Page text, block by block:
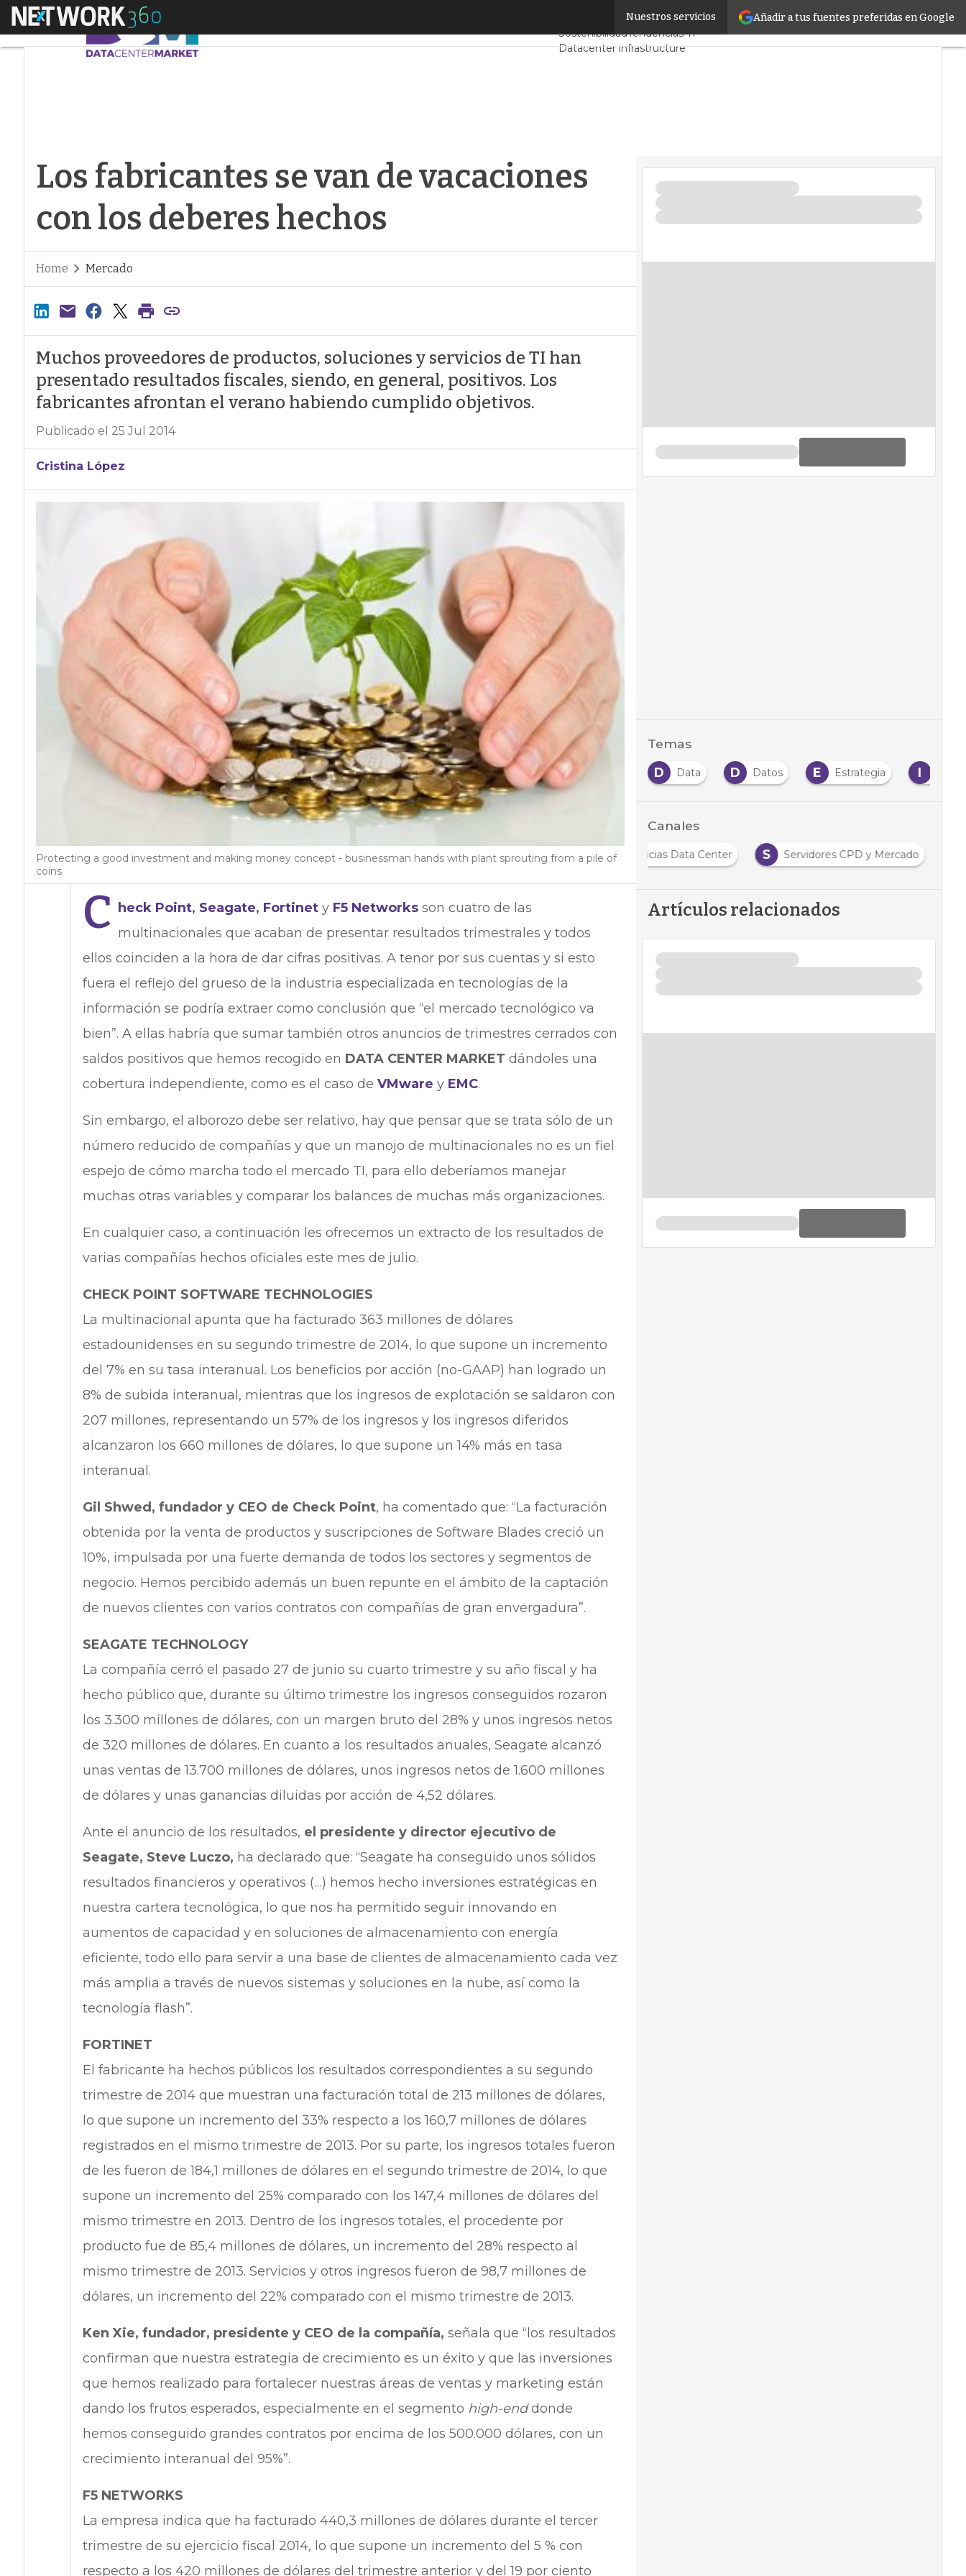
Añadir a tus fuentes preferidas en Google
Nuestros servicios
Menú Servidores CPD y MercadoProyectos
SostenibilidadTendencias TI
Datacenter infrastructure
Los fabricantes se van de vacaciones
con los deberes hechos
Home Mercado
Muchos proveedores de productos, soluciones y servicios de TI han
presentado resultados fiscales, siendo, en general, positivos. Los
fabricantes afrontan el verano habiendo cumplido objetivos.
Publicado el 25 Jul 2014
Cristina López
Protecting a good investment and making money concept - businessman hands with plant sprouting from a pile of
coins
C heck Point, Seagate, Fortinety F5 Networksson cuatro de las
multinacionales que acaban de presentar resultados trimestrales y todos
ellos coinciden a la hora de dar cifras positivas. A tenor por sus cuentas y si esto
fuera el reflejo del grueso de la industria especializada en tecnologías de la
información se podría extraer como conclusión que “el mercado tecnológico va
bien”. A ellas habría que sumar también otros anuncios de trimestres cerrados con
saldos positivos que hemos recogido en DATA CENTER MARKET dándoles una
cobertura independiente, como es el caso de VMware y EMC.
Sin embargo, el alborozo debe ser relativo, hay que pensar que se trata sólo de un
número reducido de compañías y que un manojo de multinacionales no es un fiel
espejo de cómo marcha todo el mercado TI, para ello deberíamos manejar
muchas otras variables y comparar los balances de muchas más organizaciones.
En cualquier caso, a continuación les ofrecemos un extracto de los resultados de
varias compañías hechos oficiales este mes de julio.
CHECK POINT SOFTWARE TECHNOLOGIES
La multinacional apunta que ha facturado 363 millones de dólares
estadounidenses en su segundo trimestre de 2014, lo que supone un incremento
del 7% en su tasa interanual. Los beneficios por acción (no-GAAP) han logrado un
8% de subida interanual, mientras que los ingresos de explotación se saldaron con
207 millones, representando un 57% de los ingresos y los ingresos diferidos
alcanzaron los 660 millones de dólares, lo que supone un 14% más en tasa
interanual.
Gil Shwed, fundador y CEO de Check Point, ha comentado que: “La facturación
obtenida por la venta de productos y suscripciones de Software Blades creció un
10%, impulsada por una fuerte demanda de todos los sectores y segmentos de
negocio. Hemos percibido además un buen repunte en el ámbito de la captación
de nuevos clientes con varios contratos con compañías de gran envergadura”.
SEAGATE TECHNOLOGY
La compañía cerró el pasado 27 de junio su cuarto trimestre y su año fiscal y ha
hecho público que, durante su último trimestre los ingresos conseguidos rozaron
los 3.300 millones de dólares, con un margen bruto del 28% y unos ingresos netos
de 320 millones de dólares. En cuanto a los resultados anuales, Seagate alcanzó
unas ventas de 13.700 millones de dólares, unos ingresos netos de 1.600 millones
de dólares y unas ganancias diluidas por acción de 4,52 dólares.
Ante el anuncio de los resultados, el presidente y director ejecutivo de
Seagate, Steve Luczo, ha declarado que: “Seagate ha conseguido unos sólidos
resultados financieros y operativos (…) hemos hecho inversiones estratégicas en
nuestra cartera tecnológica, lo que nos ha permitido seguir innovando en
aumentos de capacidad y en soluciones de almacenamiento con energía
eficiente, todo ello para servir a una base de clientes de almacenamiento cada vez
más amplia a través de nuevos sistemas y soluciones en la nube, así como la
tecnología flash”.
FORTINET
El fabricante ha hechos públicos los resultados correspondientes a su segundo
trimestre de 2014 que muestran una facturación total de 213 millones de dólares,
lo que supone un incremento del 33% respecto a los 160,7 millones de dólares
registrados en el mismo trimestre de 2013. Por su parte, los ingresos totales fueron
de les fueron de 184,1 millones de dólares en el segundo trimestre de 2014, lo que
supone un incremento del 25% comparado con los 147,4 millones de dólares del
mismo trimestre en 2013. Dentro de los ingresos totales, el procedente por
producto fue de 85,4 millones de dólares, un incremento del 28% respecto al
mismo trimestre de 2013. Servicios y otros ingresos fueron de 98,7 millones de
dólares, un incremento del 22% comparado con el mismo trimestre de 2013.
Ken Xie, fundador, presidente y CEO de la compañía, señala que “los resultados
confirman que nuestra estrategia de crecimiento es un éxito y que las inversiones
que hemos realizado para fortalecer nuestras áreas de ventas y marketing están
dando los frutos esperados, especialmente en el segmento high-enddonde
hemos conseguido grandes contratos por encima de los 500.000 dólares, con un
crecimiento interanual del 95%”.
F5 NETWORKS
La empresa indica que ha facturado 440,3 millones de dólares durante el tercer
trimestre de su ejercicio fiscal 2014, lo que supone un incremento del 5 % con
respecto a los 420 millones de dólares del trimestre anterior y del 19 por ciento
Temas
A
Almacenamiento D Data D Datos E Estrategia I
Canales
N
Noticias Data Center S Servidores CPD y Mercado
Artículos relacionados